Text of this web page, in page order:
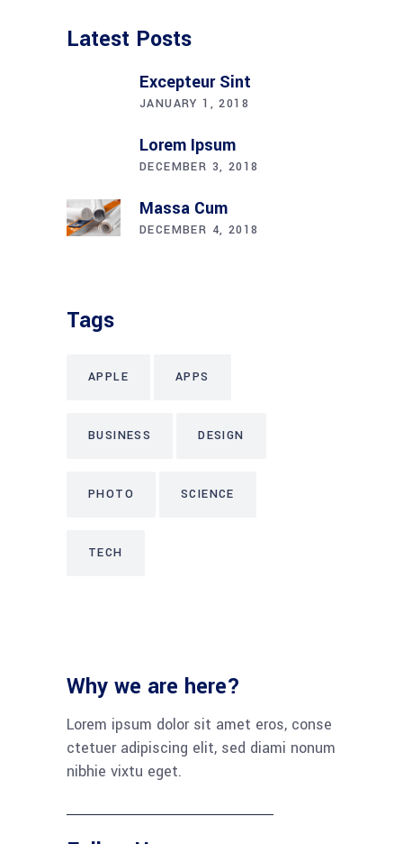
Latest Posts
Excepteur Sint
JANUARY 1, 2018
Lorem Ipsum
DECEMBER 3, 2018
Massa Cum
DECEMBER 4, 2018
Tags
APPLE APPS
BUSINESS DESIGN
PHOTO SCIENCE
TECH
Why we are here?
Lorem ipsum dolor sit amet eros, conse
ctetuer adipiscing elit, sed diami nonum
nibhie vixtu eget.